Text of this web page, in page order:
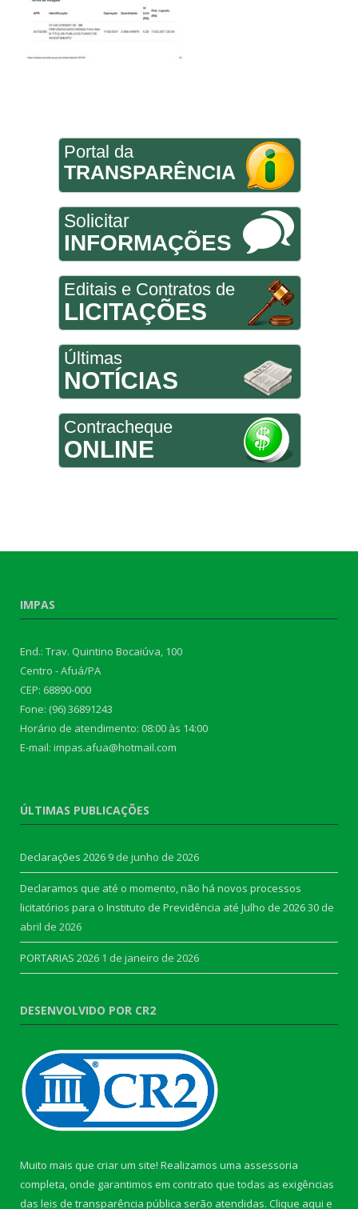
Portal da
TRANSPARÊNCIA
Solicitar
INFORMAÇÕES
Editais e Contratos de
LICITAÇÕES
Últimas
NOTÍCIAS
Contracheque
ONLINE
IMPAS
End.: Trav. Quintino Bocaiúva, 100
Centro - Afuá/PA
CEP: 68890-000
Fone: (96) 36891243
Horário de atendimento: 08:00 às 14:00
E-mail: impas.afua@hotmail.com
ÚLTIMAS PUBLICAÇÕES
Declarações 2026 9 de junho de 2026
Declaramos que até o momento, não há novos processos
licitatórios para o Instituto de Previdência até Julho de 202630 de
abril de 2026
PORTARIAS 2026 1 de janeiro de 2026
DESENVOLVIDO POR CR2
Muito mais que criar um site! Realizamos uma assessoria
completa, onde garantimos em contrato que todas as exigências
das leis de transparência pública serão atendidas. Clique aqui e